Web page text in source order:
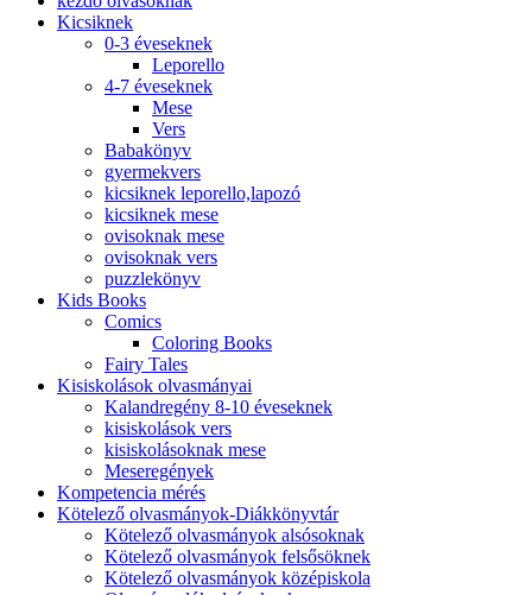
Kicsiknek
0-3 éveseknek
Leporello
4-7 éveseknek
Mese
Vers
Babakönyv
gyermekvers
kicsiknek leporello,lapozó
kicsiknek mese
ovisoknak mese
ovisoknak vers
puzzlekönyv
Kids Books
Comics
Coloring Books
Fairy Tales
Kisiskolások olvasmányai
Kalandregény 8-10 éveseknek
kisiskolások vers
kisiskolásoknak mese
Meseregények
Kompetencia mérés
Kötelező olvasmányok-Diákkönyvtár
Kötelező olvasmányok alsósoknak
Kötelező olvasmányok felsősöknek
Kötelező olvasmányok középiskola